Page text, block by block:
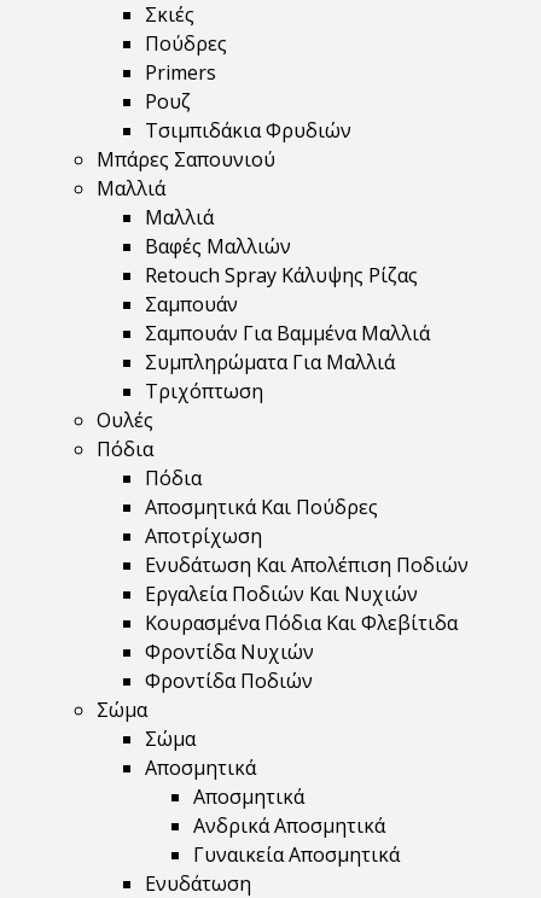
Σκιές
Πούδρες
Primers
Ρουζ
Τσιμπιδάκια Φρυδιών
Μπάρες Σαπουνιού
Μαλλιά
Μαλλιά
Βαφές Μαλλιών
Retouch Spray Κάλυψης Ρίζας
Σαμπουάν
Σαμπουάν Για Βαμμένα Μαλλιά
Συμπληρώματα Για Μαλλιά
Τριχόπτωση
Ουλές
Πόδια
Πόδια
Αποσμητικά Και Πούδρες
Αποτρίχωση
Ενυδάτωση Και Απολέπιση Ποδιών
Εργαλεία Ποδιών Και Νυχιών
Κουρασμένα Πόδια Και Φλεβίτιδα
Φροντίδα Νυχιών
Φροντίδα Ποδιών
Σώμα
Σώμα
Αποσμητικά
Αποσμητικά
Ανδρικά Αποσμητικά
Γυναικεία Αποσμητικά
Ενυδάτωση